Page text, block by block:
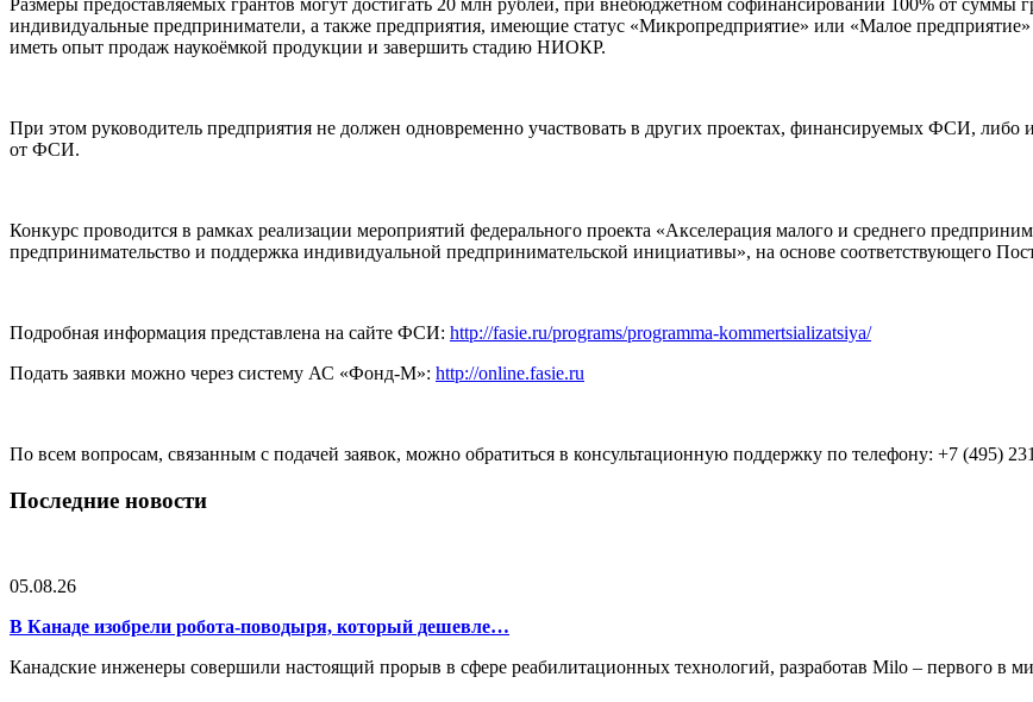
индивидуальные предприниматели, а также предприятия, имеющие статус «Микропредприятие» или «Малое
иметь опыт продаж наукоёмкой продукции и завершить стадию НИОКР.
При этом руководитель предприятия не должен одновременно участвовать в других проектах, финансируемых ФСИ, либо
от ФСИ.
Конкурс проводится в рамках реализации мероприятий федерального проекта «Акселерация малого и среднего
предпринимательство и поддержка индивидуальной предпринимательской инициативы», на основе соответствующего
Подробная информация представлена на сайте ФСИ: http://fasie.ru/programs/programma-kommertsializatsiya/
Подать заявки можно через систему АС «Фонд-М»: http://online.fasie.ru
По всем вопросам, связанным с подачей заявок, можно обратиться в консультационную поддержку по телефону: +7 (495)
Последние новости
05.08.26
В Канаде изобрели робота-поводыря, который дешевле…
Канадские инженеры совершили настоящий прорыв в сфере реабилитационных технологий, разработав Milo – первого в